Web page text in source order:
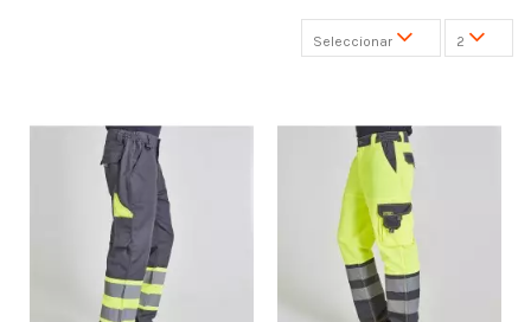
Seleccionar 2